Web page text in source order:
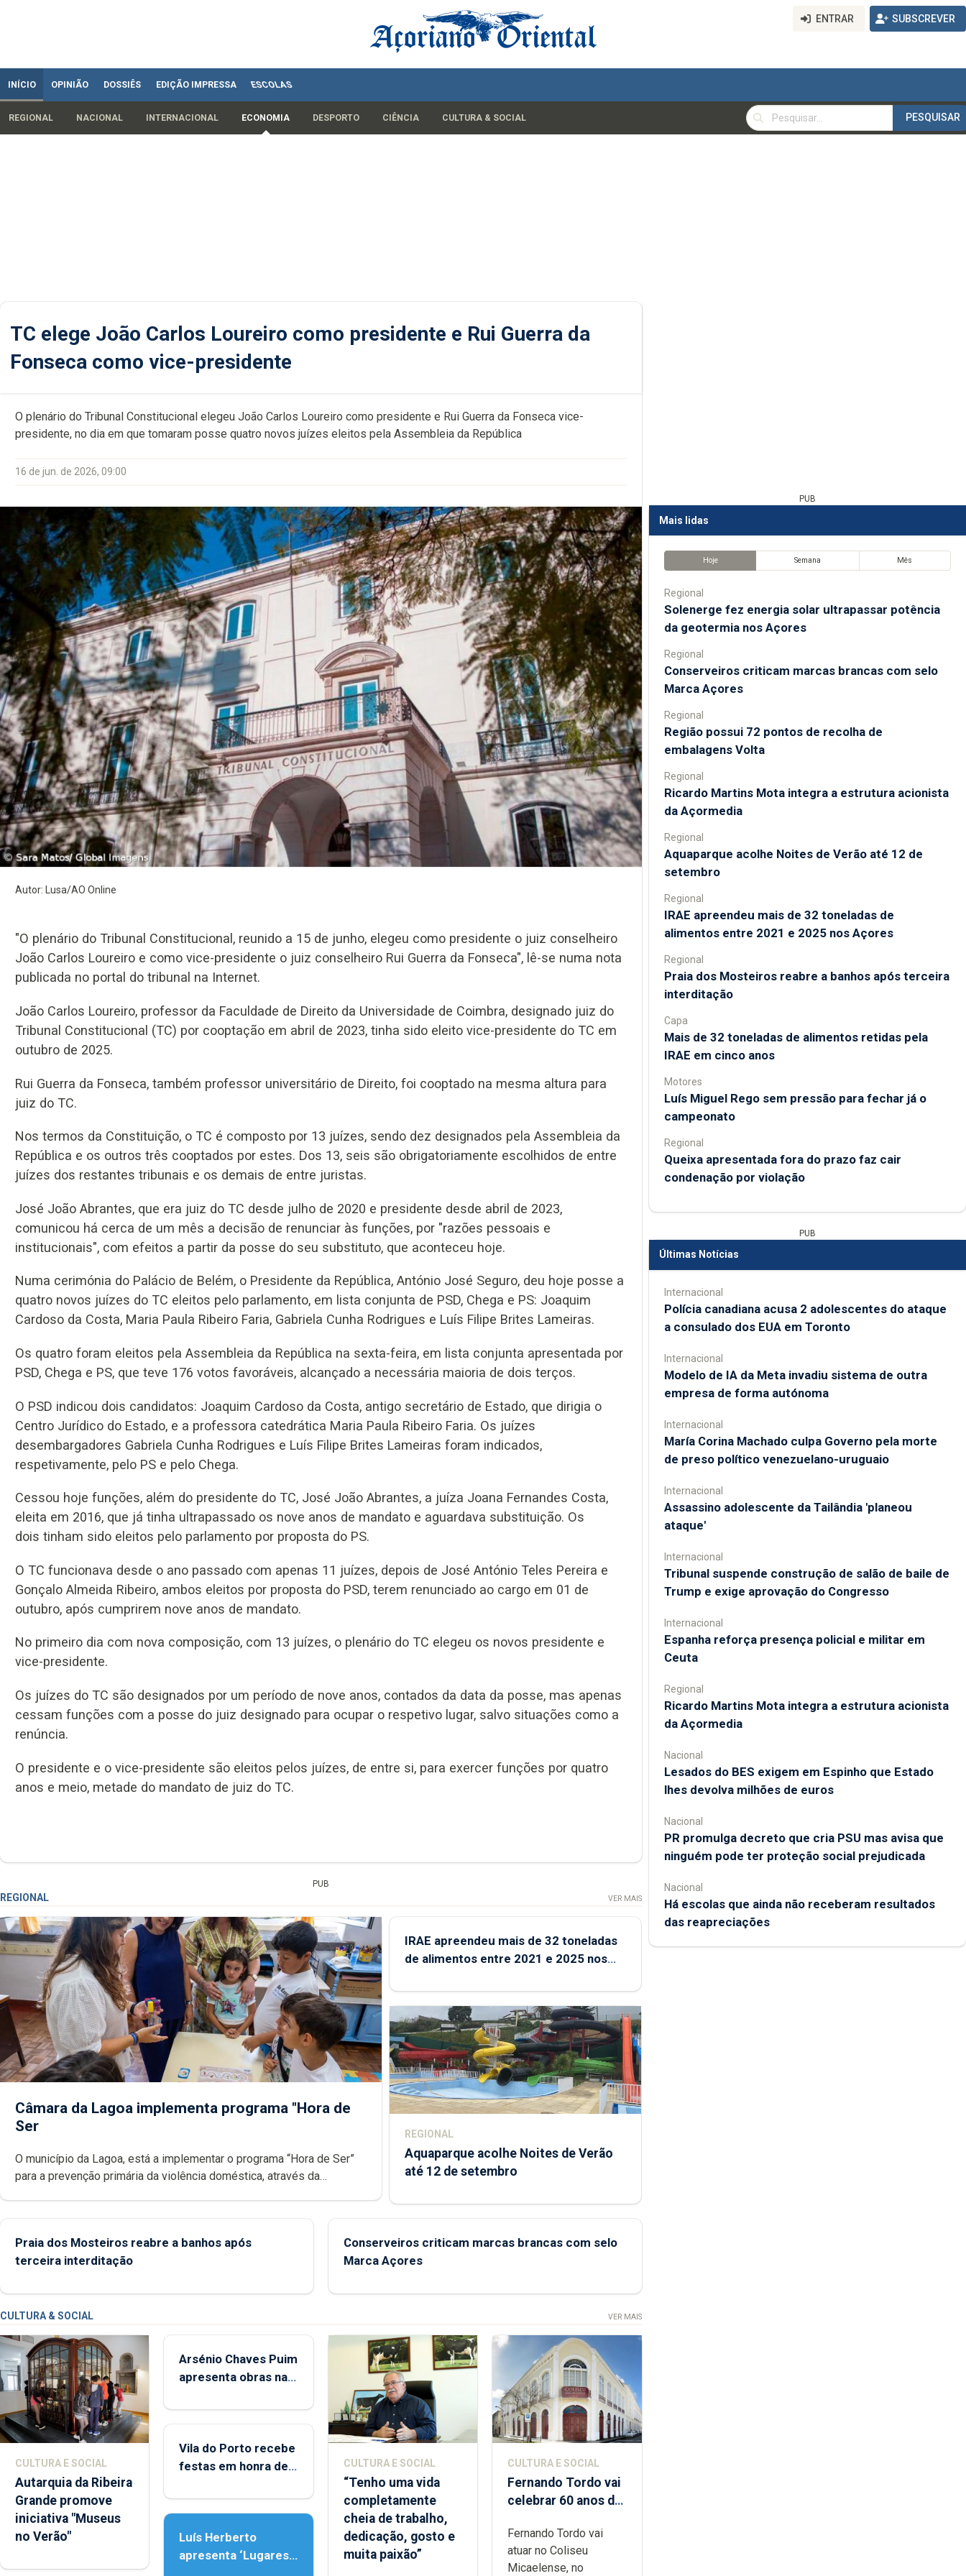
ENTRAR SUBSCREVER
INÍCIO OPINIÃO DOSSIÊS EDIÇÃO IMPRESSA ESCOLAS
REGIONAL NACIONAL INTERNACIONAL ECONOMIA DESPORTO CIÊNCIA CULTURA & SOCIAL
PESQUISAR
PESQUISAR
TC elege João Carlos Loureiro como presidente e Rui Guerra da
Fonseca como vice-presidente
O plenário do Tribunal Constitucional elegeu João Carlos Loureiro como presidente e Rui Guerra da Fonseca vice-
presidente, no dia em que tomaram posse quatro novos juízes eleitos pela Assembleia da República
16 de jun. de 2026, 09:00
Autor: Lusa/AO Online
"O plenário do Tribunal Constitucional, reunido a 15 de junho, elegeu como presidente o juiz conselheiro
João Carlos Loureiro e como vice-presidente o juiz conselheiro Rui Guerra da Fonseca", lê-se numa nota
publicada no portal do tribunal na Internet.
João Carlos Loureiro, professor da Faculdade de Direito da Universidade de Coimbra, designado juiz do
Tribunal Constitucional (TC) por cooptação em abril de 2023, tinha sido eleito vice-presidente do TC em
outubro de 2025.
Rui Guerra da Fonseca, também professor universitário de Direito, foi cooptado na mesma altura para
juiz do TC.
Nos termos da Constituição, o TC é composto por 13 juízes, sendo dez designados pela Assembleia da
República e os outros três cooptados por estes. Dos 13, seis são obrigatoriamente escolhidos de entre
juízes dos restantes tribunais e os demais de entre juristas.
José João Abrantes, que era juiz do TC desde julho de 2020 e presidente desde abril de 2023,
comunicou há cerca de um mês a decisão de renunciar às funções, por "razões pessoais e
institucionais", com efeitos a partir da posse do seu substituto, que aconteceu hoje.
Numa cerimónia do Palácio de Belém, o Presidente da República, António José Seguro, deu hoje posse a
quatro novos juízes do TC eleitos pelo parlamento, em lista conjunta de PSD, Chega e PS: Joaquim
Cardoso da Costa, Maria Paula Ribeiro Faria, Gabriela Cunha Rodrigues e Luís Filipe Brites Lameiras.
Os quatro foram eleitos pela Assembleia da República na sexta-feira, em lista conjunta apresentada por
PSD, Chega e PS, que teve 176 votos favoráveis, alcançado a necessária maioria de dois terços.
O PSD indicou dois candidatos: Joaquim Cardoso da Costa, antigo secretário de Estado, que dirigia o
Centro Jurídico do Estado, e a professora catedrática Maria Paula Ribeiro Faria. Os juízes
desembargadores Gabriela Cunha Rodrigues e Luís Filipe Brites Lameiras foram indicados,
respetivamente, pelo PS e pelo Chega.
Cessou hoje funções, além do presidente do TC, José João Abrantes, a juíza Joana Fernandes Costa,
eleita em 2016, que já tinha ultrapassado os nove anos de mandato e aguardava substituição. Os
dois tinham sido eleitos pelo parlamento por proposta do PS.
O TC funcionava desde o ano passado com apenas 11 juízes, depois de José António Teles Pereira e
Gonçalo Almeida Ribeiro, ambos eleitos por proposta do PSD, terem renunciado ao cargo em 01 de
outubro, após cumprirem nove anos de mandato.
No primeiro dia com nova composição, com 13 juízes, o plenário do TC elegeu os novos presidente e
vice-presidente.
Os juízes do TC são designados por um período de nove anos, contados da data da posse, mas apenas
cessam funções com a posse do juiz designado para ocupar o respetivo lugar, salvo situações como a
renúncia.
O presidente e o vice-presidente são eleitos pelos juízes, de entre si, para exercer funções por quatro
anos e meio, metade do mandato de juiz do TC.
PUB
REGIONAL VER MAIS
Câmara da Lagoa implementa programa "Hora de
Ser
O município da Lagoa, está a implementar o programa “Hora de Ser”
para a prevenção primária da violência doméstica, através da
IRAE apreendeu mais de 32 toneladas
de alimentos entre 2021 e 2025 nos
REGIONAL
Aquaparque acolhe Noites de Verão
até 12 de setembro
Praia dos Mosteiros reabre a banhos após
terceira interditação
Conserveiros criticam marcas brancas com selo
Marca Açores
CULTURA & SOCIAL VER MAIS
CULTURA E SOCIAL
Autarquia da Ribeira
Grande promove
iniciativa "Museus
no Verão"
Arsénio Chaves Puim
apresenta obras na
Porto
Vila do Porto recebe
festas em honra de
Assunção
Luís Herberto
apresenta ‘Lugares
CULTURA E SOCIAL
“Tenho uma vida
completamente
cheia de trabalho,
dedicação, gosto e
muita paixão”
CULTURA E SOCIAL
Fernando Tordo vai
celebrar 60 anos de
Micaelense
Fernando Tordo vai
atuar no Coliseu
Micaelense, no
PUB
Mais lidas
Hoje Semana Mês
Regional
Solenerge fez energia solar ultrapassar potência
da geotermia nos Açores
Regional
Conserveiros criticam marcas brancas com selo
Marca Açores
Regional
Região possui 72 pontos de recolha de
embalagens Volta
Regional
Ricardo Martins Mota integra a estrutura acionista
da Açormedia
Regional
Aquaparque acolhe Noites de Verão até 12 de
setembro
Regional
IRAE apreendeu mais de 32 toneladas de
alimentos entre 2021 e 2025 nos Açores
Regional
Praia dos Mosteiros reabre a banhos após terceira
interditação
Capa
Mais de 32 toneladas de alimentos retidas pela
IRAE em cinco anos
Motores
Luís Miguel Rego sem pressão para fechar já o
campeonato
Regional
Queixa apresentada fora do prazo faz cair
condenação por violação
PUB
Últimas Notícias
Internacional
Polícia canadiana acusa 2 adolescentes do ataque
a consulado dos EUA em Toronto
Internacional
Modelo de IA da Meta invadiu sistema de outra
empresa de forma autónoma
Internacional
María Corina Machado culpa Governo pela morte
de preso político venezuelano-uruguaio
Internacional
Assassino adolescente da Tailândia 'planeou
ataque'
Internacional
Tribunal suspende construção de salão de baile de
Trump e exige aprovação do Congresso
Internacional
Espanha reforça presença policial e militar em
Ceuta
Regional
Ricardo Martins Mota integra a estrutura acionista
da Açormedia
Nacional
Lesados do BES exigem em Espinho que Estado
lhes devolva milhões de euros
Nacional
PR promulga decreto que cria PSU mas avisa que
ninguém pode ter proteção social prejudicada
Nacional
Há escolas que ainda não receberam resultados
das reapreciações